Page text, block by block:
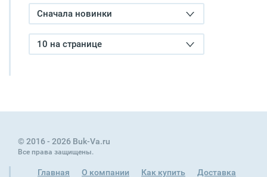
Сначала новинки
10 на странице
© 2016 - 2026 Buk-Va.ru
Все права защищены.
Главная О компании Как купить Доставка